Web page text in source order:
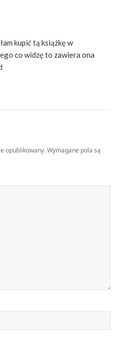
kupić tą książkę w
co widzę to zawiera ona
opublikowany. Wymagane pola są